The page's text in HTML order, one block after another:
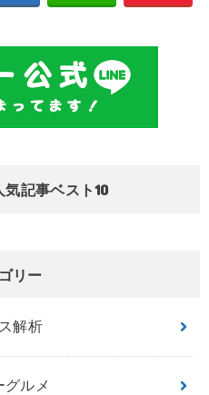
記事ベスト10
リー
解析
グルメ